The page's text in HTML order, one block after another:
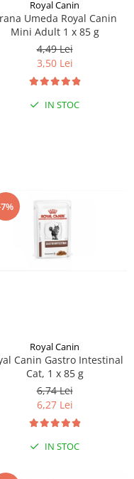
Royal Canin
Umeda Royal Canin
Mini Adult 1 x 85 g
4,49 Lei
3,50 Lei
IN STOC
Royal Canin
Canin Gastro Intestinal
Cat, 1 x 85 g
6,74 Lei
6,27 Lei
IN STOC